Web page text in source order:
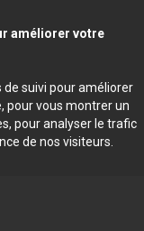
améliorer votre
de suivi pour améliorer
pour vous montrer un
pour analyser le trafic
de nos visiteurs.